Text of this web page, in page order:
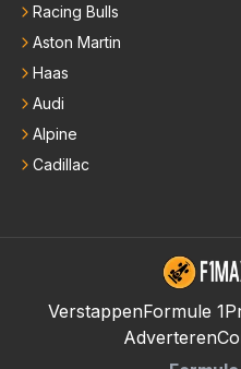
Racing Bulls
Aston Martin
Haas
Audi
Alpine
Cadillac
VerstappenFormule 1
Adverteren